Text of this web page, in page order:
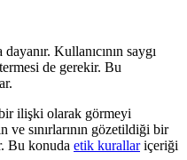
Kullanıcının saygı
de gerekir. Bu
ilişki olarak görmeyi
ve sınırlarının gözetildiği bir
Bu konuda etik kurallariçeriği